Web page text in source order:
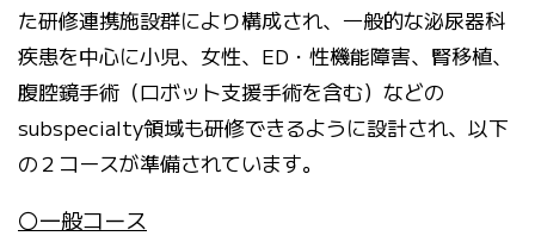
た研修連携施設群により構成され、一般的な泌尿器科
疾患を中心に小児、女性、ED・性機能障害、腎移植、
腹腔鏡手術（ロボット支援手術を含む）などの
subspecialty領域も研修できるように設計され、以下
の２コースが準備されています。
〇一般コース